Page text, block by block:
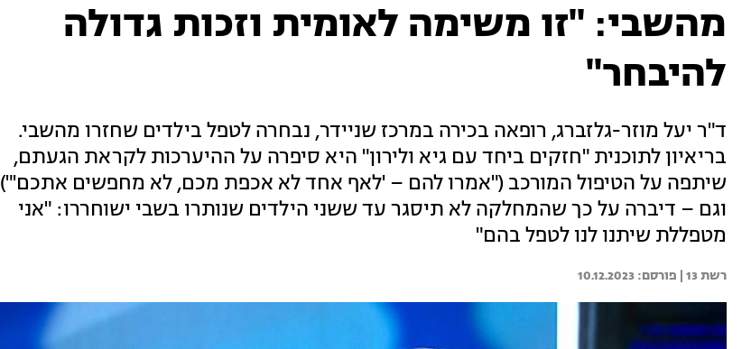
מהשבי: "זו משימה לאומית וזכות גדולה
להיבחר"
ד"ר יעל מוזר-גלזברג, רופאה בכירה במרכז שניידר, נבחרה לטפל בילדים שחזרו מהשבי.
בריאיון לתוכנית "חזקים ביחד עם גיא ולירון" היא סיפרה על ההיערכות לקראת הגעתם,
שיתפה על הטיפול המורכב ("אמרו להם – 'לאף אחד לא אכפת מכם, לא מחפשים אתכם'")
וגם – דיברה על כך שהמחלקה לא תיסגר עד ששני הילדים שנותרו בשבי ישוחררו: "אני
מטפללת שיתנו לנו לטפל בהם"
רשת 13 | 10.12.2023